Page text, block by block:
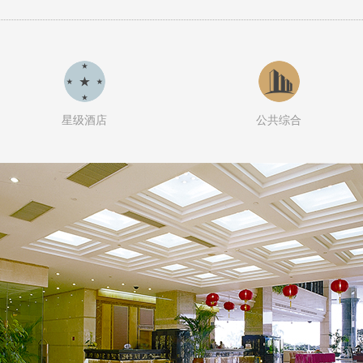
星级酒店 公共综合